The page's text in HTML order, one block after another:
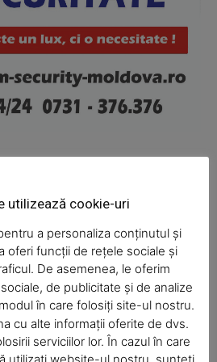
Week
PRO
NOW
în flăcări într-un bloc din
utilizează cookie-uri
a personaliza conținutul și
oferi funcții de rețele sociale și
De asemenea, le oferim
de publicitate și de analize
în care folosiți site-ul nostru.
cu alte informații oferite de dvs.
serviciilor lor. În cazul în care